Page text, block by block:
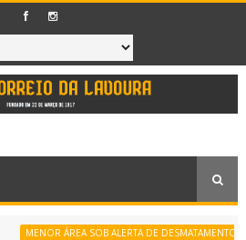
MENOR ÁREA SOB ALERTA DE DESMATAMENTO DA